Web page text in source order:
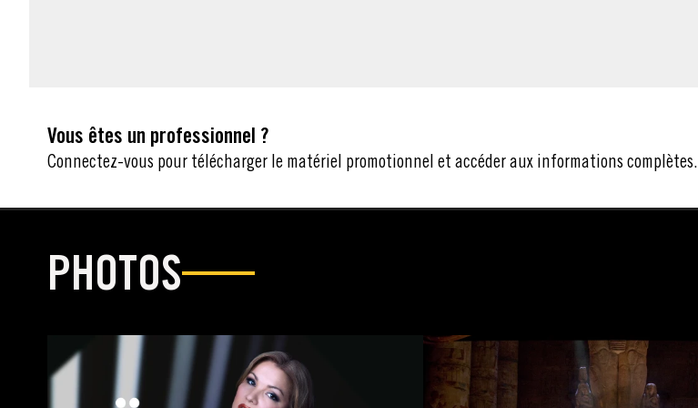
Vous êtes un professionnel ?
Connectez-vous pour télécharger le matériel promotionnel et accéder aux informations complètes.
PHOTOS